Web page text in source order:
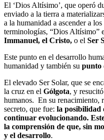
El ‘Dios Altísimo’, que operó
enviado a la tierra a
a la humanidad a ascender a
terminologías, “Dios Altísimo”
Immanuel, el Cristo, o el Ser
Este punto en el desarrollo
humanidad y también su punto
El elevado Ser Solar, que se
la cruz en el Gólgota, y
humanos. En su renacimiento,
secreto, que fue: la posibilidad
continuar evolucionando.
la comprensión de que, sin
y el desarrollo.